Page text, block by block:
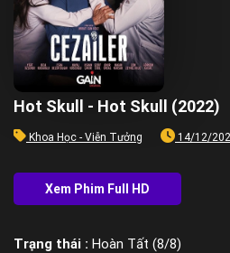
Hot Skull - Hot Skull (2022)
Khoa Học - Viễn Tưởng 14/12/
Trạng thái : Hoàn Tất (8/8)